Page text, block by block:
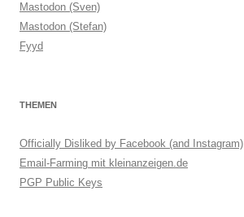
Mastodon (Sven)
Mastodon (Stefan)
Fyyd
THEMEN
Officially Disliked by Facebook (and Instagram)
Email-Farming mit kleinanzeigen.de
PGP Public Keys